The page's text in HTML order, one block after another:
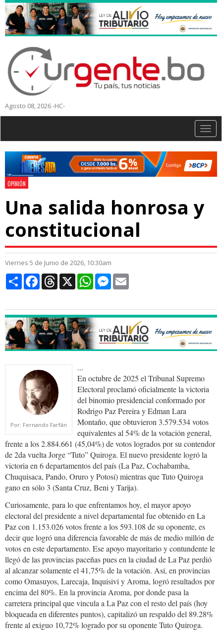
Agosto 08, 2026 -HC-
OPINIÓN
Una salida honrosa y
constitucional
Viernes 5 de Junio de 2026, 10:30am
CompartirFacebookThreads
X WhatsAppMessenger
Por: Fernando Farfán
...
En octubre de 2025 el Tribunal Supremo
Electoral proclamó oficialmente la victoria
del binomio presidencial conformado por
Rodrigo Paz Pereira y Edman Lara
Montaño, que obtuvieron 3.579.534 votos
equivalentes al 54% de la votación general,
frente a los 2.884.661 (45,04%) de votos logrados por su contendor
de 2da vuelta Jorge “Tuto” Quiroga. El nuevo presidente logró la
victoria en 6 departamentos del país (La Paz, Cochabamba,
Chuquisaca, Pando, Oruro y Potosí) mientras que Tuto Quiroga
gano en sólo 3 (Santa Cruz, Beni y Tarija).
Curiosamente, para lo que enfrentamos hoy, el mayor apoyo
electoral del presidente a nivel departamental fue obtenido en La
Paz con 1.153.026 votos frente a los 593.108 de su oponente, es
decir que logró una diferencia favorable de más de medio millón de
votos en este departamento. Ese apoyo mayoritario y contundente le
llegó de las provincias paceñas pues en la ciudad de La Paz perdió
al alcanzar solamente el 41,75% de la votación. Así, en provincias
como Omasuyos, Larecaja, Inquisivi y Aroma, logró resultados por
encima del 80%. En la provincia Aroma, por donde pasa la
carretera principal que vincula a La Paz con el resto del país (hoy
bloqueada en diferentes puntos), capitalizó un respaldo del 89.28%
frente al exiguo 10,72% logrado por su oponente Tuto Quiroga.